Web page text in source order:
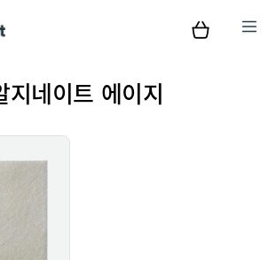
지네이트 에이지